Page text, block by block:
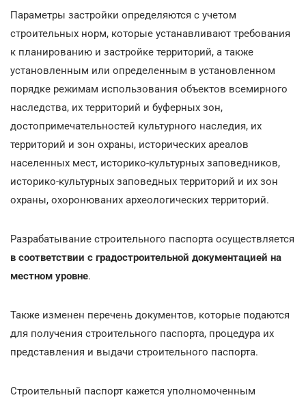
Параметры застройки определяются с учетом
строительных норм, которые устанавливают требования
к планированию и застройке территорий, а также
установленным или определенным в установленном
порядке режимам использования объектов всемирного
наследства, их территорий и буферных зон,
достопримечательностей культурного наследия, их
территорий и зон охраны, исторических ареалов
населенных мест, историко-культурных заповедников,
историко-культурных заповедных территорий и их зон
охраны, охоронюваних археологических территорий.
Разрабатывание строительного паспорта осуществляется
в соответствии с градостроительной документацией на
местном уровне.
Также изменен перечень документов, которые подаются
для получения строительного паспорта, процедура их
представления и выдачи строительного паспорта.
Строительный паспорт кажется уполномоченным